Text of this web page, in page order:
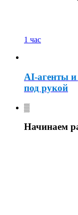
1 час
AI-агенты
под рукой
Начинаем